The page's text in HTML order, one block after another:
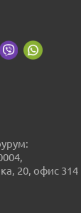
20, офис 314